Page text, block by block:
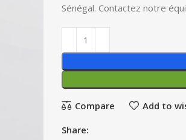
Sénégal. Contactez notre
Compare Add to
Share: